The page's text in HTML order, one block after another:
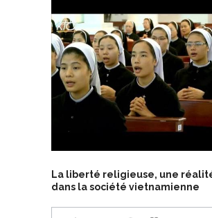
La liberté religieuse, une
dans la société vietnamienne